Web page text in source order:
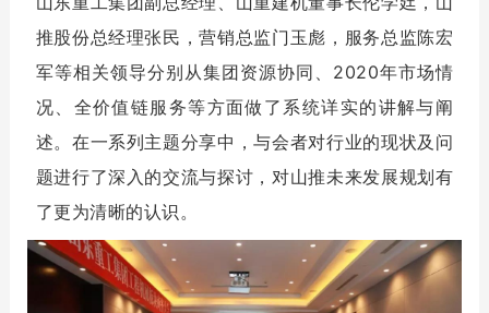
推股份总经理张民，营销总监门玉彪，服务总监陈宏
军等相关领导分别从集团资源协同、2020年市场情
况、全价值链服务等方面做了系统详实的讲解与阐
述。在一系列主题分享中，与会者对行业的现状及问
题进行了深入的交流与探讨，对山推未来发展规划有
了更为清晰的认识。